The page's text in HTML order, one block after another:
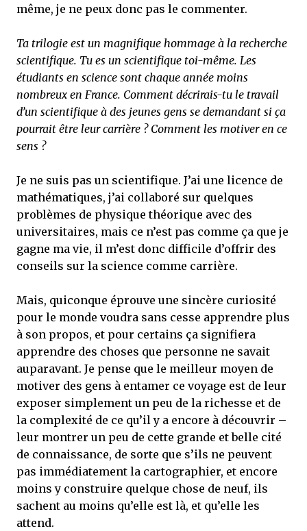
même, je ne peux donc pas le commenter.
Ta trilogie est un magnifique hommage à la recherche
scientifique. Tu es un scientifique toi-même. Les
étudiants en science sont chaque année moins
nombreux en France. Comment décrirais-tu le travail
d’un scientifique à des jeunes gens se demandant si ça
pourrait être leur carrière ? Comment les motiver en ce
sens ?
Je ne suis pas un scientifique. J’ai une licence de
mathématiques, j’ai collaboré sur quelques
problèmes de physique théorique avec des
universitaires, mais ce n’est pas comme ça que je
gagne ma vie, il m’est donc difficile d’offrir des
conseils sur la science comme carrière.
Mais, quiconque éprouve une sincère curiosité
pour le monde voudra sans cesse apprendre plus
à son propos, et pour certains ça signifiera
apprendre des choses que personne ne savait
auparavant. Je pense que le meilleur moyen de
motiver des gens à entamer ce voyage est de leur
exposer simplement un peu de la richesse et de
la complexité de ce qu’il y a encore à découvrir –
leur montrer un peu de cette grande et belle cité
de connaissance, de sorte que s’ils ne peuvent
pas immédiatement la cartographier, et encore
moins y construire quelque chose de neuf, ils
sachent au moins qu’elle est là, et qu’elle les
attend.